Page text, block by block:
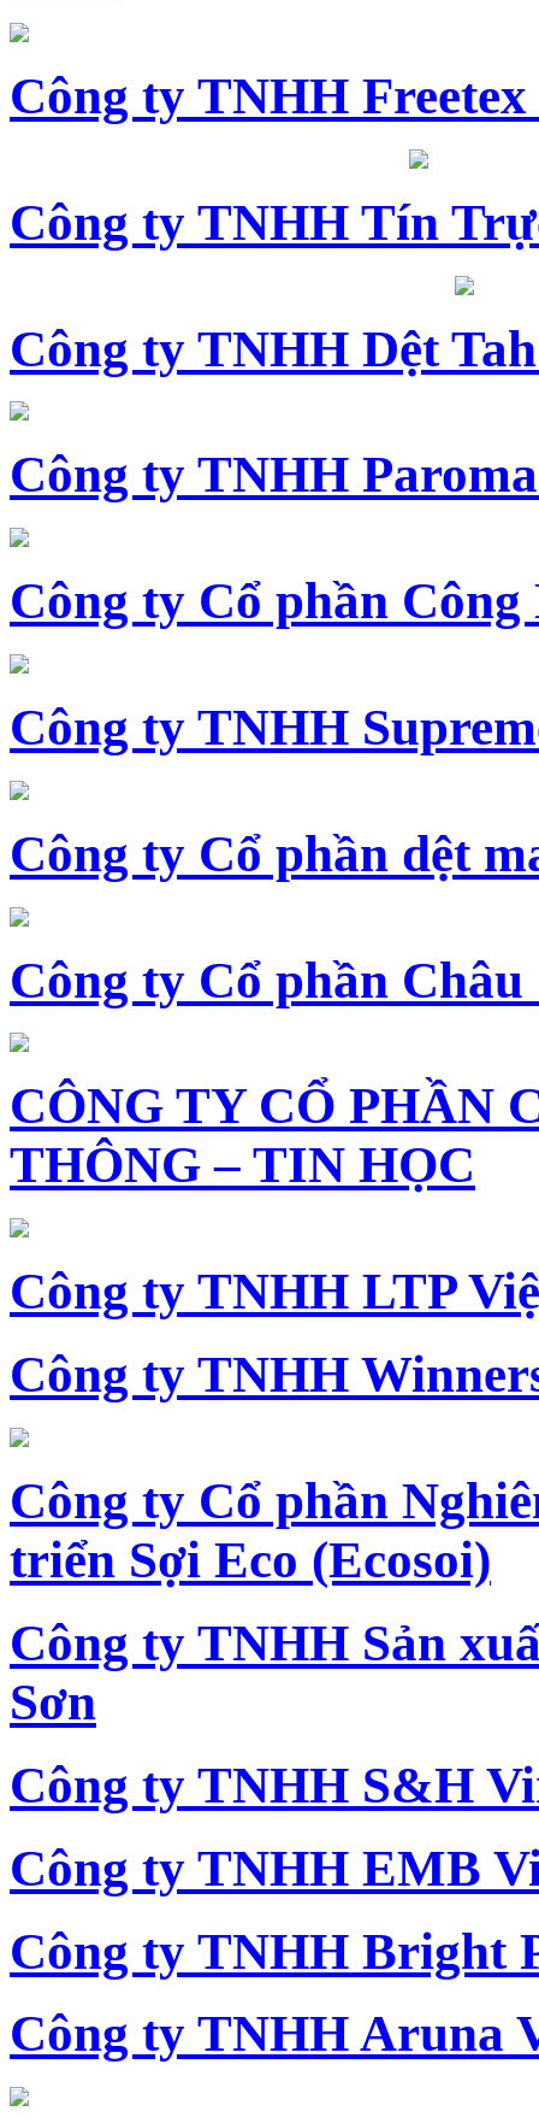
Công ty TNHH
Công ty TNHH Tín
Công ty TNHH Dệt
Công ty TNHH
Công ty Cổ phần Công
Công ty TNHH
Công ty Cổ phần dệt
Công ty Cổ phần Châu
CÔNG TY CỔ PHẦN
THÔNG – TIN HỌC
Công ty TNHH LTP
Công ty TNHH
Công ty Cổ phần
triển Sợi Eco (Ecosoi)
Công ty TNHH Sản
Sơn
Công ty TNHH S&H
Công ty TNHH EMB
Công ty TNHH Bright
Công ty TNHH Aruna